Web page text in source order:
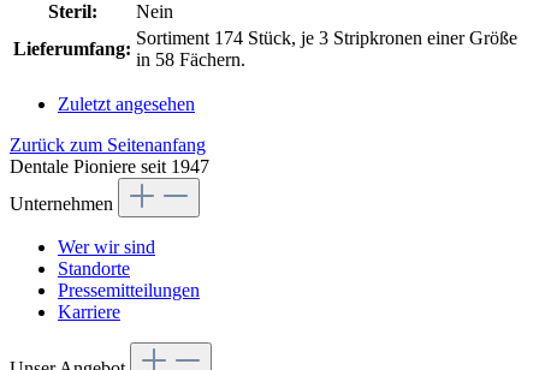
Steril:
Nein
Lieferumfang:
Sortiment 174 Stück, je 3 Stripkronen einer Größe
in 58 Fächern.
Zuletzt angesehen
Zurück zum Seitenanfang
Dentale Pioniere seit 1947
Unternehmen
Wer wir sind
Standorte
Pressemitteilungen
Karriere